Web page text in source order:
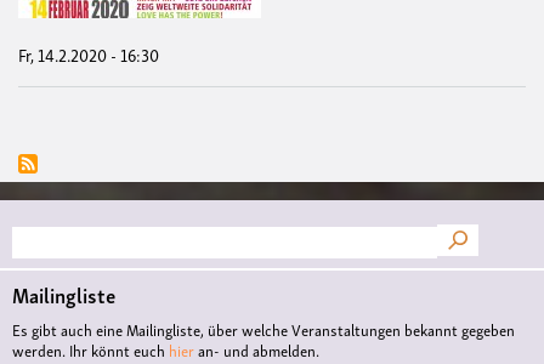
Fr, 14.2.2020 - 16:30
Suche
Mailingliste
Es gibt auch eine Mailingliste, über welche Veranstaltungen bekannt gegeben
werden. Ihr könnt euch hieran- und abmelden.